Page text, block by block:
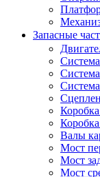
Запасные
Валы
Мост
Мост
Мост